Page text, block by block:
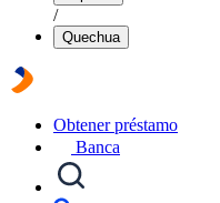
/
Quechua
Obtener préstamo
Banca